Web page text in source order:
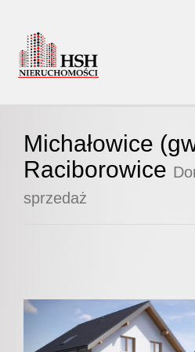
Michałowice
Raciborowice
sprzedaż